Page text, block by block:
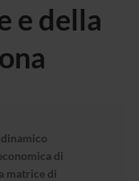
e della
dinamico
di
matrice di